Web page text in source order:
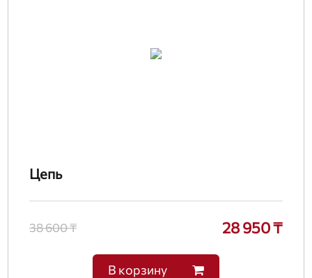
Цепь
38 600 ₸ 28 950 ₸
В корзину